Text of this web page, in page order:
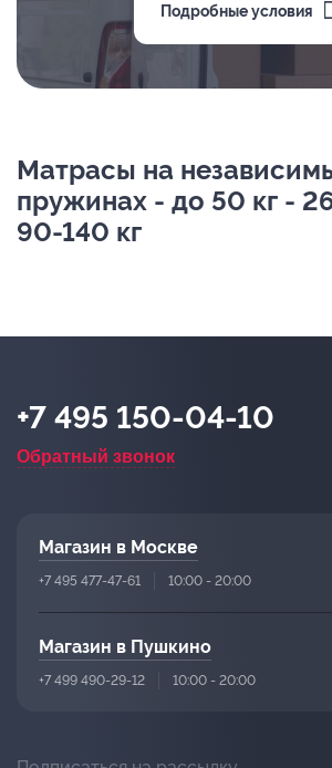
Подробные условия
Матрасы на
пружинах - до 50 кг -
90-140 кг
+7 495 150-04-10
Обратный звонок
Магазин в Москве
+7 495 477-47-61 10:00 - 20:00
Магазин в Пушкино
+7 499 490-29-12 10:00 - 20:00